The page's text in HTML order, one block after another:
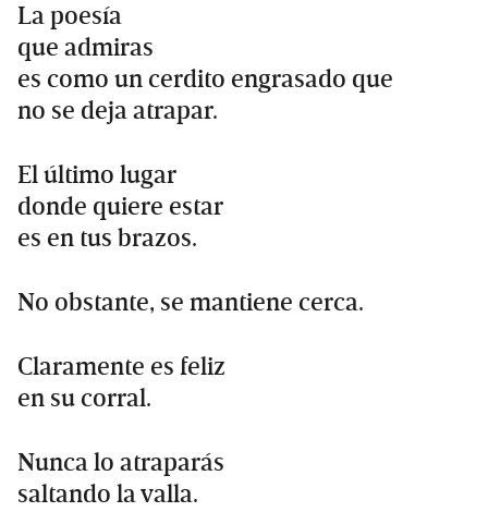
La poesía
que admiras
es como un cerdito engrasado que
no se deja atrapar.
El último lugar
donde quiere estar
es en tus brazos.
No obstante, se mantiene cerca.
Claramente es feliz
en su corral.
Nunca lo atraparás
saltando la valla.